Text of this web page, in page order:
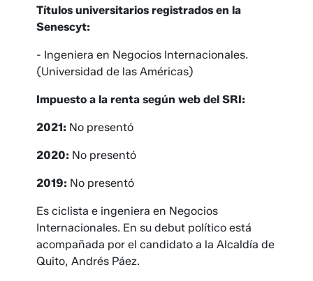
Títulos universitarios registrados en la
Senescyt:
- Ingeniera en Negocios Internacionales.
(Universidad de las Américas)
Impuesto a la renta según web del SRI:
2021: No presentó
2020: No presentó
2019: No presentó
Es ciclista e ingeniera en Negocios
Internacionales. En su debut político está
acompañada por el candidato a la Alcaldía de
Quito, Andrés Páez.